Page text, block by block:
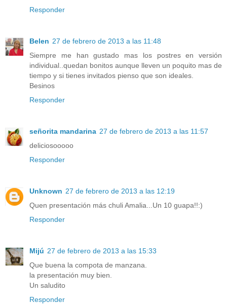
Responder
Belen 27 de febrero de 2013 a las 11:48
Siempre me han gustado mas los postres en versión
individual..quedan bonitos aunque lleven un poquito mas de
tiempo y si tienes invitados pienso que son ideales.
Besinos
Responder
señorita mandarina 27 de febrero de 2013 a las 11:57
deliciosooooo
Responder
Unknown 27 de febrero de 2013 a las 12:19
Quen presentación más chuli Amalia...Un 10 guapa!!:)
Responder
Mijú 27 de febrero de 2013 a las 15:33
Que buena la compota de manzana.
la presentación muy bien.
Un saludito
Responder